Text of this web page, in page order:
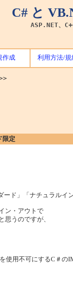
C# と
ASP.NET、
作成 利用方法/規
限定
ード」「ナチュラルイ
ン・アウトで
思うのですが、
使用不可にするC＃の